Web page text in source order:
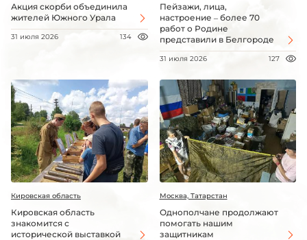
Акция скорби объединила
жителей Южного Урала
31 июля 2026 134
Пейзажи, лица,
настроение – более 70
работ о Родине
представили в Белгороде
31 июля 2026 127
Кировская область
Кировская область
знакомится с
исторической выставкой
Москва, Татарстан
Однополчане продолжают
помогать нашим
защитникам